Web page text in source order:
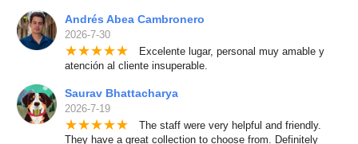
Andrés Abea Cambronero
2026-7-30
★★★★★ Excelente lugar, personal muy amable y
atención al cliente insuperable.
Saurav Bhattacharya
2026-7-19
★★★★★ The staff were very helpful and friendly.
They have a great collection to choose from. Definitely